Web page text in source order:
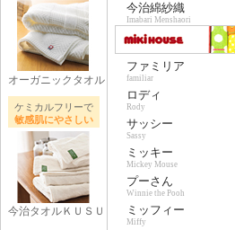
オーガニックタオル
ケミカルフリーで
敏感肌にやさしい
今治タオルＫＵＳＵ
今治綿紗織
Imabari Menshaori
ファミリア
familiar
ロディ
Rody
サッシー
Sassy
ミッキー
Mickey Mouse
プーさん
Winnie the Pooh
ミッフィー
Miffy